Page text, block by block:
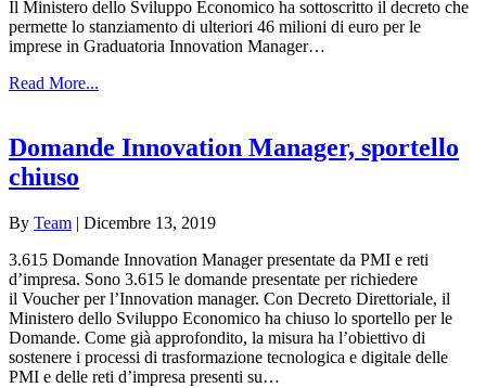
Il Ministero dello Sviluppo Economico ha sottoscritto il decreto che
permette lo stanziamento di ulteriori 46 milioni di euro per le
imprese in Graduatoria Innovation Manager…
Read More...
Domande Innovation Manager, sportello
chiuso
By Team | Dicembre 13, 2019
3.615 Domande Innovation Manager presentate da PMI e reti
d’impresa. Sono 3.615 le domande presentate per richiedere
il Voucher per l’Innovation manager. Con Decreto Direttoriale, il
Ministero dello Sviluppo Economico ha chiuso lo sportello per le
Domande. Come già approfondito, la misura ha l’obiettivo di
sostenere i processi di trasformazione tecnologica e digitale delle
PMI e delle reti d’impresa presenti su…